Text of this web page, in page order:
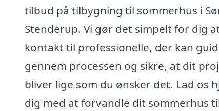
tilbud på tilbygning til sommerhus i
Stenderup. Vi gør det simpelt for dig
kontakt til professionelle, der kan
gennem processen og sikre, at dit
bliver lige som du ønsker det. Lad os
dig med at forvandle dit sommerhus